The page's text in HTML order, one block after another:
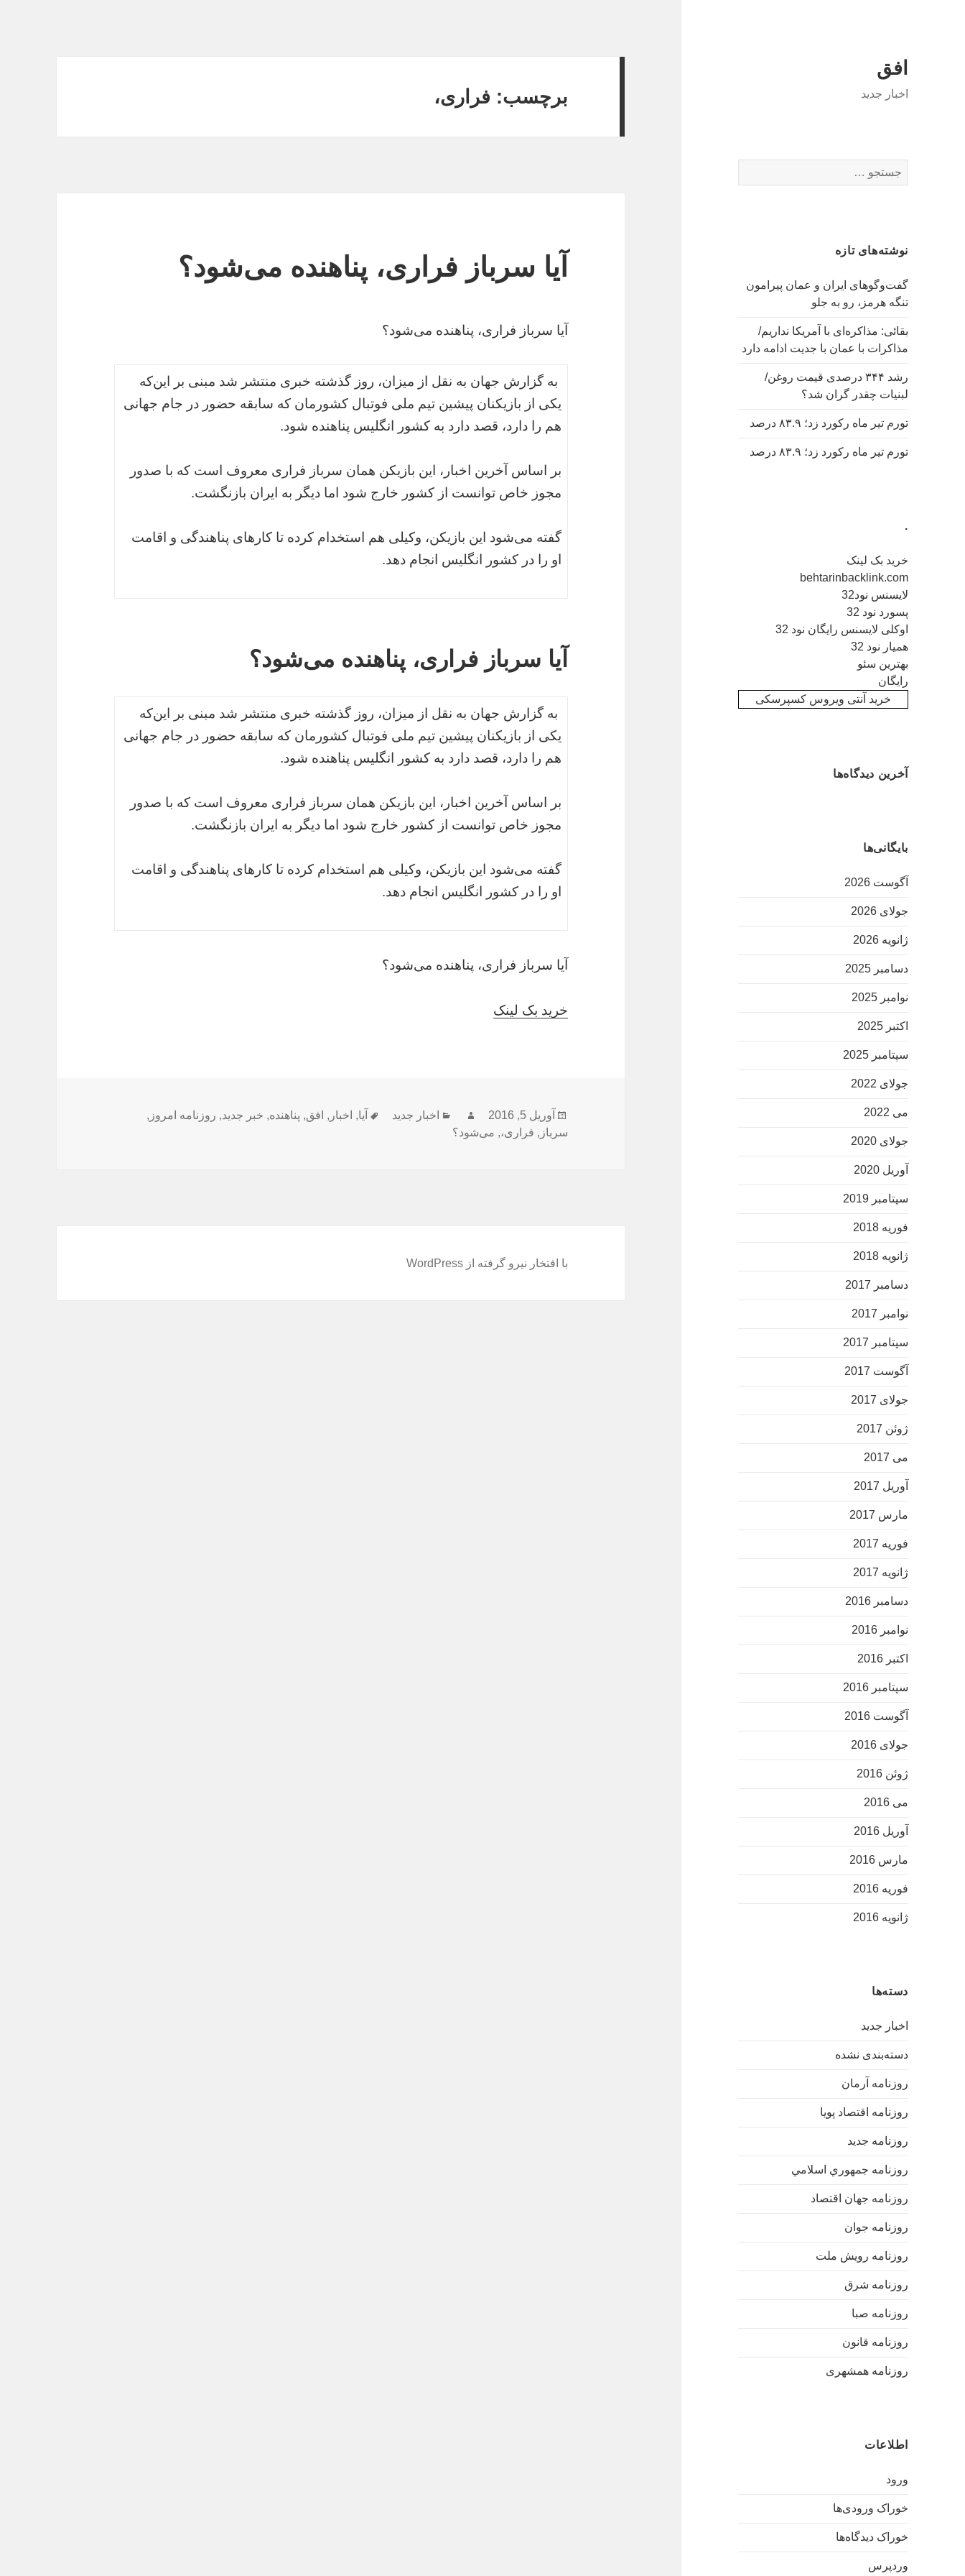
افق
اخبار جدید
برای:
نوشته‌های تازه
گفت‌وگوهای ایران و عمان پیرامون
تنگه هرمز، رو به جلو
بقائی: مذاکره‌ای با آمریکا نداریم/
مذاکرات با عمان با جدیت ادامه دارد
رشد ۳۴۴ درصدی قیمت روغن/
لبنیات چقدر گران شد؟
تورم تیر ماه رکورد زد؛ ۸۳.۹ درصد
تورم تیر ماه رکورد زد؛ ۸۳.۹ درصد
.
خرید بک لینک
behtarinbacklink.com
لایسنس نود32
پسورد نود 32
اوکلی لایسنس رایگان نود 32
همیار نود 32
بهترین سئو
رایگان
خرید آنتی ویروس کسپرسکی
آخرین دیدگاه‌ها
بایگانی‌ها
آگوست 2026
جولای 2026
ژانویه 2026
دسامبر 2025
نوامبر 2025
اکتبر 2025
سپتامبر 2025
جولای 2022
می 2022
جولای 2020
آوریل 2020
سپتامبر 2019
فوریه 2018
ژانویه 2018
دسامبر 2017
نوامبر 2017
سپتامبر 2017
آگوست 2017
جولای 2017
ژوئن 2017
می 2017
آوریل 2017
مارس 2017
فوریه 2017
ژانویه 2017
دسامبر 2016
نوامبر 2016
اکتبر 2016
سپتامبر 2016
آگوست 2016
جولای 2016
ژوئن 2016
می 2016
آوریل 2016
مارس 2016
فوریه 2016
ژانویه 2016
دسته‌ها
اخبار جدید
دسته‌بندی نشده
روزنامه آرمان
روزنامه اقتصاد پویا
روزنامه جدید
روزنامه جمهوري اسلامي
روزنامه جهان اقتصاد
روزنامه جوان
روزنامه رویش ملت
روزنامه شرق
روزنامه صبا
روزنامه قانون
روزنامه همشهری
اطلاعات
ورود
خوراک ورودی‌ها
خوراک دیدگاه‌ها
وردپرس
برچسب: فراری،
آیا سرباز فراری، پناهنده می‌شود؟
آیا سرباز فراری، پناهنده می‌شود؟
به گزارش جهان به نقل از میزان، روز گذشته خبری منتشر شد مبنی بر این‌که
یکی از بازیکنان پیشین تیم ملی فوتبال کشورمان که سابقه حضور در جام جهانی
هم را دارد، قصد دارد به کشور انگلیس پناهنده شود.
بر اساس آخرین اخبار، این بازیکن همان سرباز فراری معروف است که با صدور
مجوز خاص توانست از کشور خارج شود اما دیگر به ایران بازنگشت.
گفته می‌شود این بازیکن، وکیلی هم استخدام کرده تا کارهای پناهندگی و اقامت
او را در کشور انگلیس انجام دهد.
آیا سرباز فراری، پناهنده می‌شود؟
به گزارش جهان به نقل از میزان، روز گذشته خبری منتشر شد مبنی بر این‌که
یکی از بازیکنان پیشین تیم ملی فوتبال کشورمان که سابقه حضور در جام جهانی
هم را دارد، قصد دارد به کشور انگلیس پناهنده شود.
بر اساس آخرین اخبار، این بازیکن همان سرباز فراری معروف است که با صدور
مجوز خاص توانست از کشور خارج شود اما دیگر به ایران بازنگشت.
گفته می‌شود این بازیکن، وکیلی هم استخدام کرده تا کارهای پناهندگی و اقامت
او را در کشور انگلیس انجام دهد.
آیا سرباز فراری، پناهنده می‌شود؟
خرید بک لینک
ارسال
شده
آوریل 5, 2016 نویسندهدسته‌ها
اخبار جدید برچسب‌ها
آیا, اخبار , افق, پناهنده, خبر جدید, روزنامه امروز ,
سرباز , فراری،, می‌شود؟
با افتخار نیرو گرفته از WordPress